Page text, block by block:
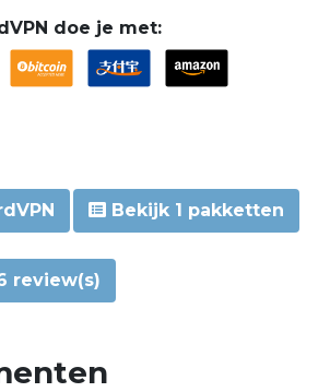
doe je met:
Bekijk 1 pakketten
review(s)